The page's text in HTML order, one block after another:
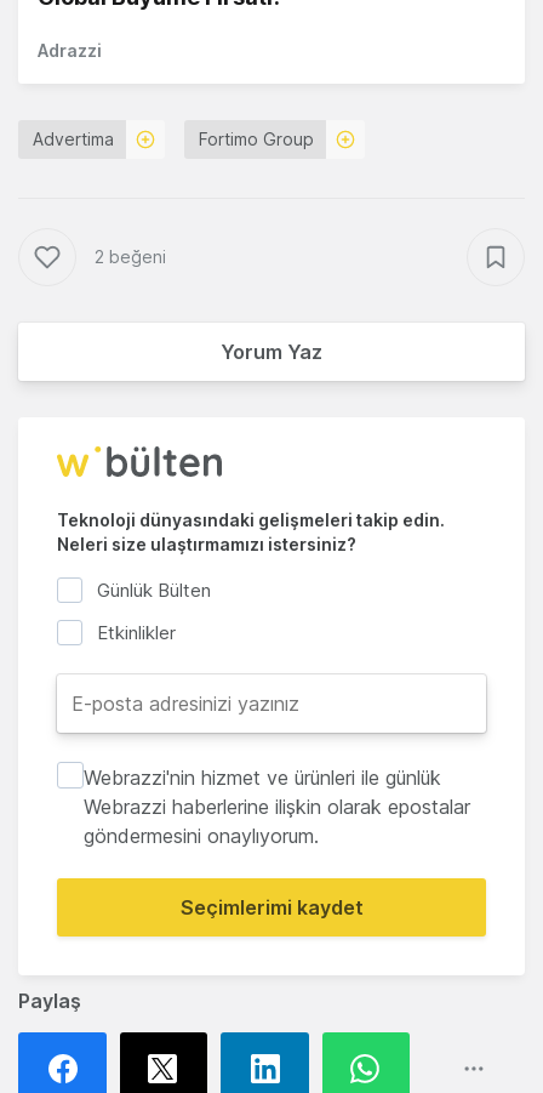
Paylaş
Adrazzi
Advertima Fortimo Group
2 beğeni
Yorum Yaz
Teknoloji dünyasındaki gelişmeleri takip edin.
Neleri size ulaştırmamızı istersiniz?
Günlük Bülten
Etkinlikler
Webrazzi'nin hizmet ve ürünleri ile günlük
Webrazzi haberlerine ilişkin olarak epostalar
göndermesini onaylıyorum.
Seçimlerimi kaydet